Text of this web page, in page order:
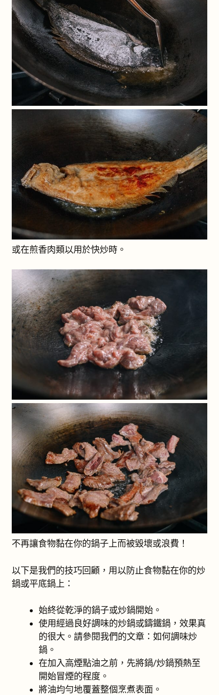
或在煎香肉類以用於快炒時。
不再讓食物黏在你的鍋子上而被毀壞或浪費！
以下是我們的技巧回顧，用以防止食物黏在你的炒
鍋或平底鍋上：
始終從乾淨的鍋子或炒鍋開始。
使用經過良好調味的炒鍋或鑄鐵鍋，效果真
的很大。請參閱我們的文章：如何調味炒
鍋。
在加入高煙點油之前，先將鍋/炒鍋預熱至
開始冒煙的程度。
將油均勻地覆蓋整個烹煮表面。